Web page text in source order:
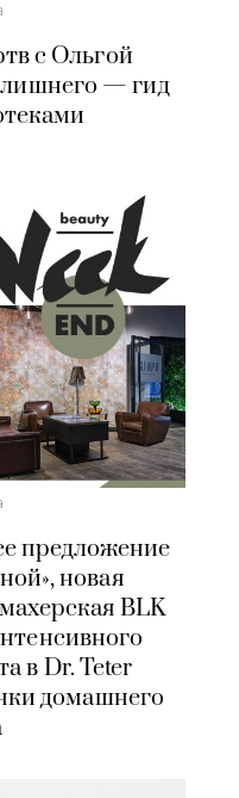
с Ольгой
лишнего — гид
предложение
новая
BLK
в Dr. Teter
домашнего